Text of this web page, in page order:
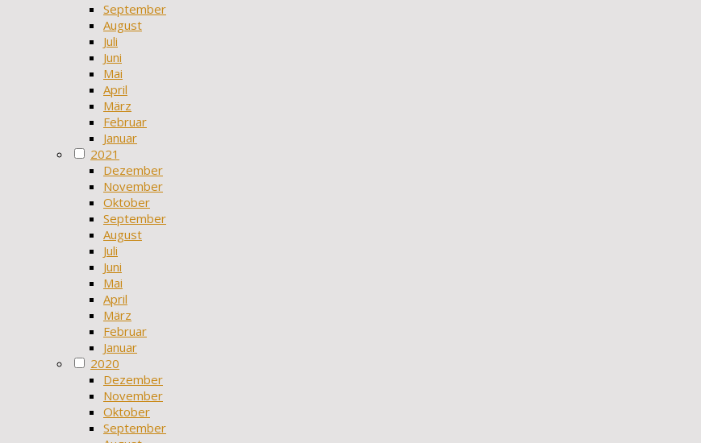
September
August
Juli
Juni
Mai
April
März
Februar
Januar
2021
Dezember
November
Oktober
September
August
Juli
Juni
Mai
April
März
Februar
Januar
2020
Dezember
November
Oktober
September